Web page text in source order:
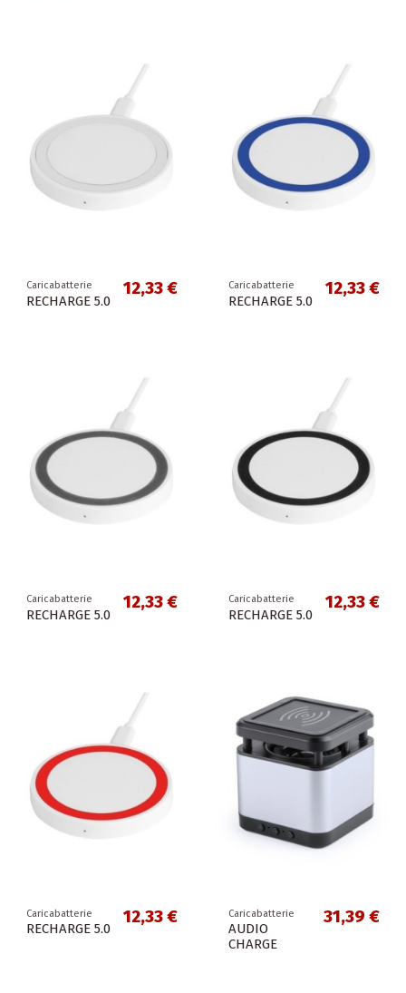
Caricabatterie
RECHARGE 5.0
12,33 € Caricabatterie
RECHARGE 5.0
12,33 €
Caricabatterie
RECHARGE 5.0
12,33 € Caricabatterie
RECHARGE 5.0
12,33 €
Caricabatterie
RECHARGE 5.0
12,33 € Caricabatterie
AUDIO
CHARGE
31,39 €